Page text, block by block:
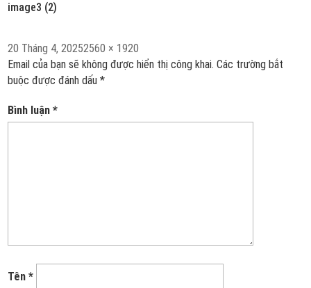
image3 (2)
Đăng
vào
ngày
20 Tháng 4, 2025Kích
cỡ
đầy
2560 × 1920
Email của bạn sẽ không được hiển thị công khai. Các trường bắt
buộc được đánh dấu*
Bình luận*
Tên*